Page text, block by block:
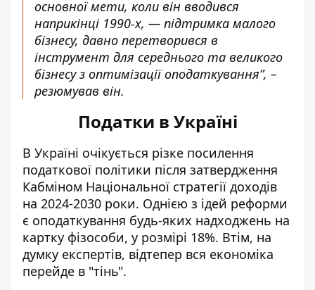
основної мети, коли він вводився
наприкінці 1990-х, — підтримка малого
бізнесу, давно перетворився в
інструмент для середнього та великого
бізнесу з оптимізації оподаткування”, –
резюмував він.
Податки в Україні
В Україні очікується різке посилення
податкової політики після затвердження
Кабміном Національної стратегії доходів
на 2024-2030 роки. Однією з ідей реформи
є оподаткування будь-яких надходжень на
картку фізособи, у розмірі 18%. Втім, на
думку експертів, відтепер вся економіка
перейде в "тінь".